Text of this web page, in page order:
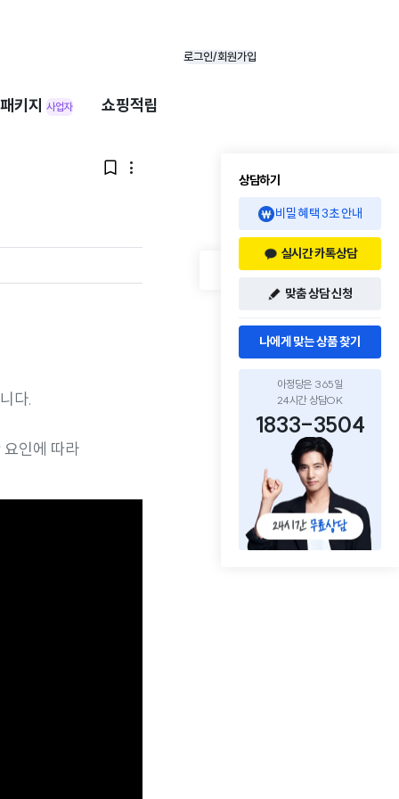
로그인/회원가입
키지 사업자 쇼핑적립
 
다.
인에 따라
상담하기
비밀 혜택 3초 안내
실시간 카톡상담
맞춤 상담 신청
나에게 맞는 상품 찾기
아정당은 365일
24시간 상담OK
1833-3504